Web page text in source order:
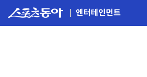
엔터테인먼트